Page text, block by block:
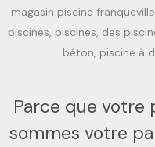
magasin piscine
piscines, piscines, des
béton, piscine à
Parce que votre
sommes votre